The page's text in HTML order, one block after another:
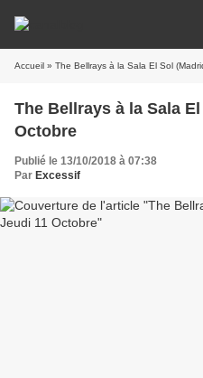
Accueil » The Bellrays à la Sala El Sol
The Bellrays à la Sala
Octobre
Publié le 13/10/2018 à 07:38
Par Excessif